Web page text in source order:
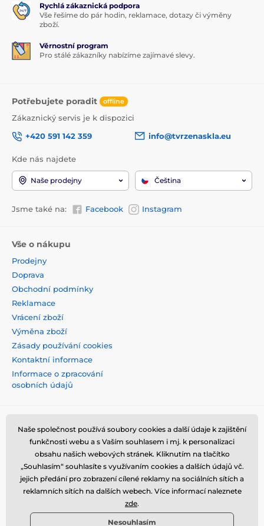
Rychlá zákaznická podpora
Vše řešíme do pár hodin, reklamace, dotazy či výměny
zboží.
Věrnostní program
Pro stálé zákazníky nabízíme zajímavé slevy.
Potřebujete poradit offline
Zákaznický servis je k dispozici
+420 591 142 359
info@tvrzenaskla.eu
Kde nás najdete
Naše prodejny Čeština
Jsme také na: Facebook Instagram
Vše o nákupu
Prodejny
Doprava
Obchodní podmínky
Reklamace
Vrácení zboží
Výměna zboží
Zásady používání cookies
Kontaktní informace
Informace o zpracování
osobních údajů
Naše společnost používá soubory cookies a další údaje k zajištění
funkčnosti webu a s Vaším souhlasem i mj. k personalizaci
obsahu našich webových stránek. Kliknutím na tlačítko
„Souhlasím“ souhlasíte s využívaním cookies a dalších údajů vč.
jejich předání pro zobrazení cílené reklamy na sociálních sítích a
reklamních sítích na dalších webech. Více informací naleznete
zde.
Nesouhlasím